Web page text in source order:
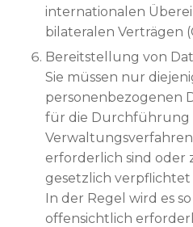
internationalen
bilateralen Verträgen
Bereitstellung von
Sie müssen nur
personenbezogenen
für die Durchführung
erforderlich sind oder
gesetzlich verpflichtet
In der Regel wird es
offensichtlich